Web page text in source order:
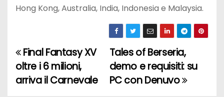
Hong Kong, Australia, India, Indonesia e Malaysia.
N
a
Tales of Berseria,
demo e requisiti: su
PC con Denuvo
Final Fantasy XV
oltre i 6 milioni,
arriva il Carnevale